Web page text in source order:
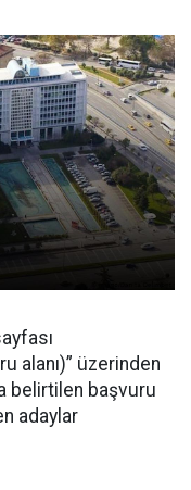
alanı)” üzerinden
belirtilen başvuru
adaylar